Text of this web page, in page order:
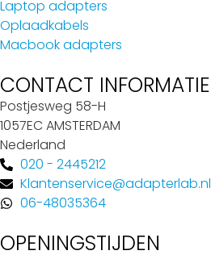
Laptop adapters
Oplaadkabels
Macbook adapters
CONTACT INFORMATIE
Postjesweg 58-H
1057EC AMSTERDAM
Nederland
020 - 2445212
Klantenservice@adapterlab.nl
06-48035364
OPENINGSTIJDEN